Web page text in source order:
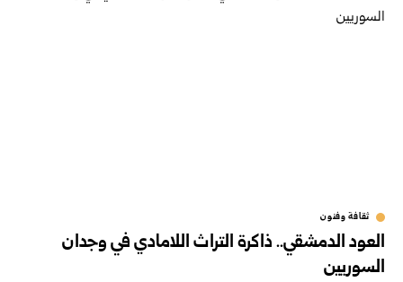
ثقافة وفنون
العود الدمشقي.. ذاكرة التراث اللامادي في وجدان
السوريين